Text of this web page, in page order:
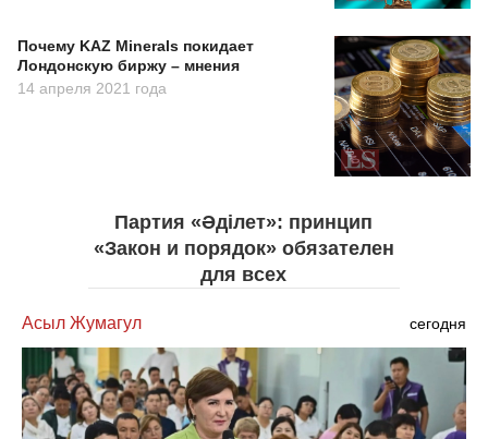
Почему KAZ Minerals покидает
Лондонскую биржу – мнения
14 апреля 2021 года
Партия «Әділет»: принцип
«Закон и порядок» обязателен
для всех
Асыл Жумагул сегодня